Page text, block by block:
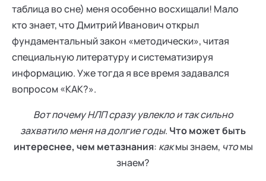
таблица во сне) меня особенно восхищали! Мало
кто знает, что Дмитрий Иванович открыл
фундаментальный закон «методически», читая
специальную литературу и систематизируя
информацию. Уже тогда я все время задавался
вопросом «КАК?».
Вот почему НЛП сразу увлекло и так сильно
захватило меня на долгие годы. Что может быть
интереснее, чем метазнания: какмы знаем, чтомы
знаем?